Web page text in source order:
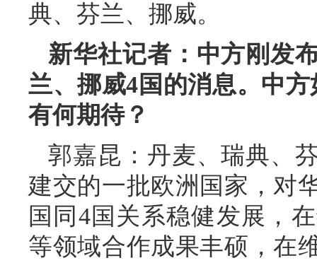
典、芬兰、挪威。
新华社记者：中方刚发
兰、挪威4国的消息。中
有何期待？
郭嘉昆：丹麦、瑞典、
建交的一批欧洲国家，对
国同4国关系稳健发展，
等领域合作成果丰硕，在